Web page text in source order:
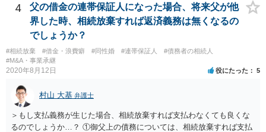
でしょう。
4
父の借金の連帯保証人になった場合、将来父が他
界した時、相続放棄すれば返済義務は無くなるの
でしょうか？
#相続放棄 #借金・浪費癖 #同性婚 #連帯保証人
#債務者の相続人
#M&A・事業承継
2020年8月12日 役にたった 5
村山 大基 弁護士
＞もし支払義務が生じた場合、相続放棄すれば支払わなくても良くな
るのでしょうか…？ ①御父上の債務については、相続放棄すれば支払